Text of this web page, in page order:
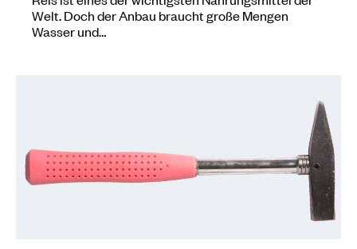
Welt. Doch der Anbau braucht große Mengen
Wasser und…